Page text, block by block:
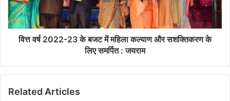
वित्त वर्ष 2022-23 के बजट में महिला कल्याण और सशक्तिकरण के
लिए समर्पित : जयराम
Related Articles